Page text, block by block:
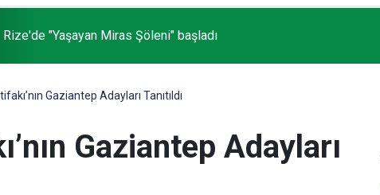
Rize'de "Yaşayan Miras Şöleni" başladı
Gaziantep Adayları Tanıtıldı
Gaziantep Adayları